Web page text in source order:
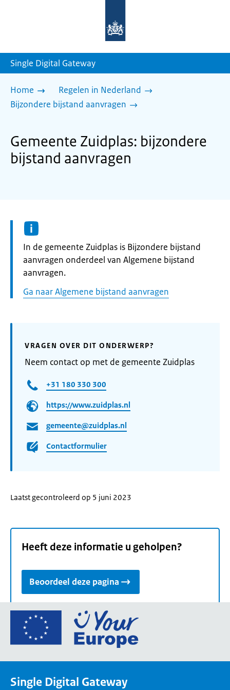
homepage
Single Digital Gateway
Home
Regelen in Nederland
Bijzondere bijstand aanvragen
Gemeente Zuidplas: bijzondere
bijstand aanvragen
Informatie:
In de gemeente Zuidplas is Bijzondere bijstand
aanvragen onderdeel van Algemene bijstand
aanvragen.
Ga naar Algemene bijstand aanvragen
VRAGEN OVER DIT ONDERWERP?
Neem contact op met de gemeente Zuidplas
+31 180 330 300
https://www.zuidplas.nl
gemeente@zuidplas.nl
Contactformulier
Laatst gecontroleerd op 5 juni 2023
Heeft deze informatie u geholpen?
Beoordeel deze pagina
Ga
de
Single Digital Gateway